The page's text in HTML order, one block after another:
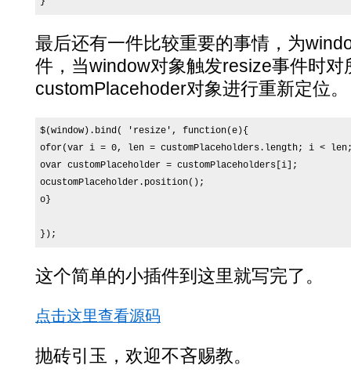
最后还有一件比较重要的事情，为
件，当window对象触发resize事件时对
customPlacehoder对象进行重新定位。
$(window).bind( 'resize', function(e){
ofor(var i = 0, len = customPlaceholders.length; i <
ovar customPlaceholder = customPlaceholders[i];
ocustomPlaceholder.position();
o}
});
这个简单的小插件到这里就写完了。
点击这里查看源码
抛砖引玉，欢迎不吝赐教。